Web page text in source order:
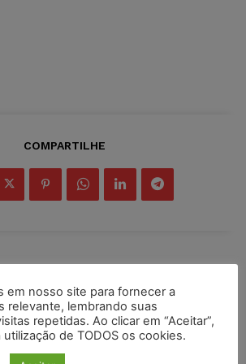
COMPARTILHE
em nosso site para fornecer a
relevante, lembrando suas
repetidas. Ao clicar em “Aceitar”,
de TODOS os cookies.